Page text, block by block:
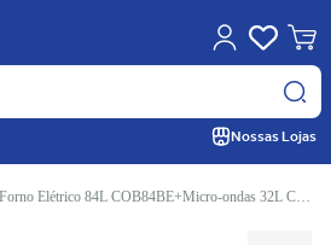
Nossas Lojas
Kit Consul de Embutir Forno Elétrico 84L COB84BE+Micro-ondas 32L CM146AE Preto 220V